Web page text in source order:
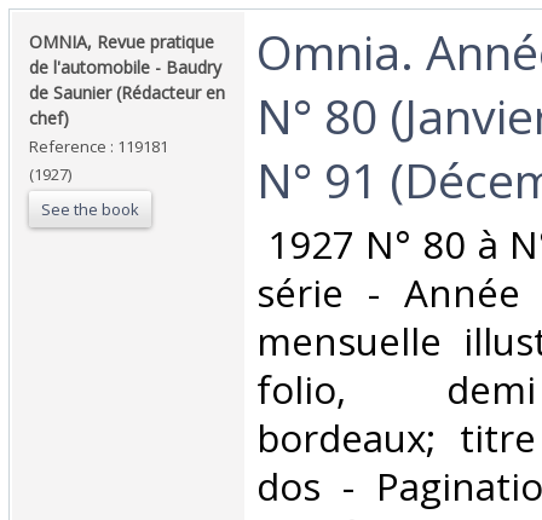
‎OMNIA, Revue pratique
de l'automobile - Baudry
de Saunier (Rédacteur en
chef)‎
Reference : 119181
(1927)
See the book
‎Omnia.
N° 80
N° 91
1927 N° 80 à
série - Année
mensuelle
folio,
bordeaux;
dos -